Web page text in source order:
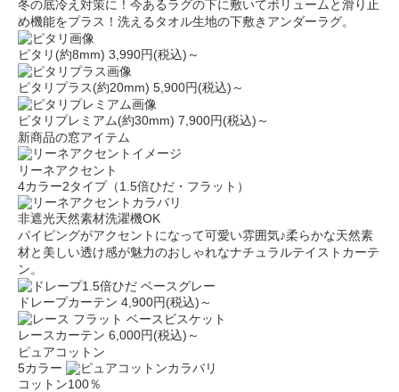
冬の底冷え対策に！今あるラグの下に敷いてボリュームと滑り止
め機能をプラス！洗えるタオル生地の下敷きアンダーラグ。
ピタリ(約8mm) 3,990円(税込)～
ピタリプラス(約20mm) 5,900円(税込)～
ピタリプレミアム(約30mm) 7,900円(税込)～
新商品の窓アイテム
リーネアクセント
4カラー2タイプ（1.5倍ひだ・フラット）
非遮光天然素材洗濯機OK
パイピングがアクセントになって可愛い雰囲気♪柔らかな天然素
材と美しい透け感が魅力のおしゃれなナチュラルテイストカーテ
ン。
ドレープカーテン 4,900円(税込)～
レースカーテン 6,000円(税込)～
ピュアコットン
5カラー
コットン100％